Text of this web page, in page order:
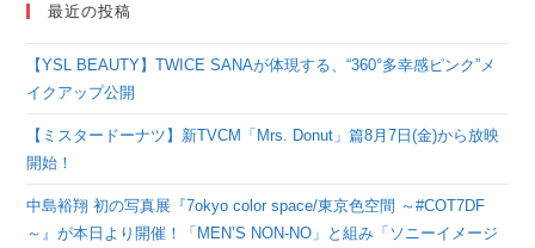
最近の投稿
【YSL BEAUTY】TWICE SANAが体現する、“360°多幸感ピンク”メ
イクアップ公開
【ミスタードーナツ】新TVCM「Mrs. Donut」篇8月7日(金)から放映
開始！
中島裕翔 初の写真展『7okyo color space/東京色空間 ～#COT7DF
～』が本日より開催！「MEN’S NON-NO」と組み「ソニーイメージ